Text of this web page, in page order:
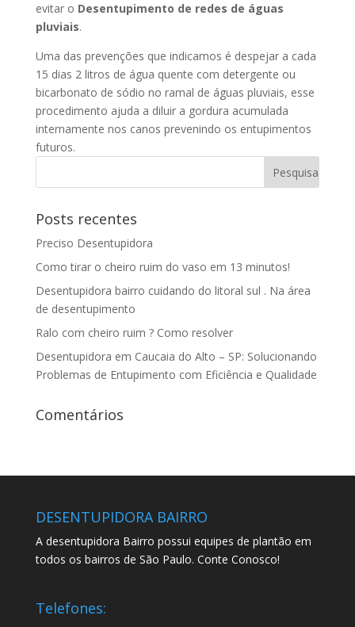
evitar o Desentupimento de redes de águas
pluviais.
Uma das prevenções que indicamos é despejar a cada
15 dias 2 litros de água quente com detergente ou
bicarbonato de sódio no ramal de águas pluviais, esse
procedimento ajuda a diluir a gordura acumulada
internamente nos canos prevenindo os entupimentos
futuros.
Posts recentes
Preciso Desentupidora
Como tirar o cheiro ruim do vaso em 13 minutos!
Desentupidora bairro cuidando do litoral sul . Na área
de desentupimento
Ralo com cheiro ruim ? Como resolver
Desentupidora em Caucaia do Alto – SP: Solucionando
Problemas de Entupimento com Eficiência e Qualidade
Comentários
DESENTUPIDORA BAIRRO
A desentupidora Bairro possui equipes de plantão em
todos os bairros de São Paulo. Conte Conosco!
Telefones: